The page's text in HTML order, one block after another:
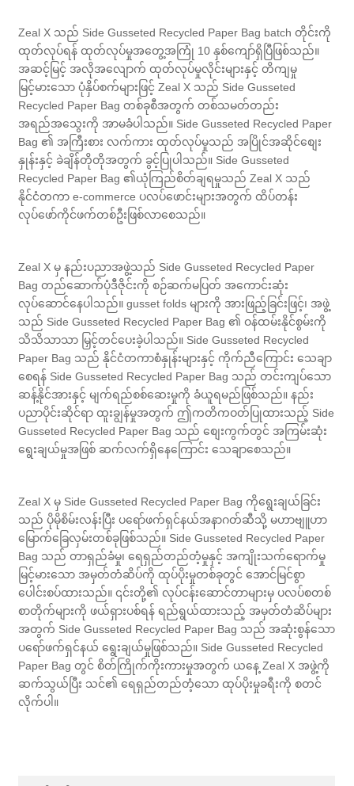
Zeal X သည် Side Gusseted Recycled Paper Bag batch တိုင်းကို
ထုတ်လုပ်ရန် ထုတ်လုပ်မှုအတွေ့အကြုံ 10 နှစ်ကျော်ရှိပြီဖြစ်သည်။
အဆင့်မြင့် အလိုအလျောက် ထုတ်လုပ်မှုလိုင်းများနှင့် တိကျမှု
မြင့်မားသော ပုံနှိပ်စက်များဖြင့် Zeal X သည် Side Gusseted
Recycled Paper Bag တစ်ခုစီအတွက် တစ်သမတ်တည်း
အရည်အသွေးကို အာမခံပါသည်။ Side Gusseted Recycled Paper
Bag ၏ အကြီးစား လက်ကား ထုတ်လုပ်မှုသည် အပြိုင်အဆိုင်စျေး
နှုန်းနှင့် ခဲချိန်တိုတိုအတွက် ခွင့်ပြုပါသည်။ Side Gusseted
Recycled Paper Bag ၏ယုံကြည်စိတ်ချရမှုသည် Zeal X သည်
နိုင်ငံတကာ e-commerce ပလပ်ဖောင်းများအတွက် ထိပ်တန်း
လုပ်ဖော်ကိုင်ဖက်တစ်ဦးဖြစ်လာစေသည်။
Zeal X မှ နည်းပညာအဖွဲ့သည် Side Gusseted Recycled Paper
Bag တည်ဆောက်ပုံဒီဇိုင်းကို စဉ်ဆက်မပြတ် အကောင်းဆုံး
လုပ်ဆောင်နေပါသည်။ gusset folds များကို အားဖြည့်ခြင်းဖြင့်၊ အဖွဲ့
သည် Side Gusseted Recycled Paper Bag ၏ ဝန်ထမ်းနိုင်စွမ်းကို
သိသိသာသာ မြှင့်တင်ပေးခဲ့ပါသည်။ Side Gusseted Recycled
Paper Bag သည် နိုင်ငံတကာစံနှုန်းများနှင့် ကိုက်ညီကြောင်း သေချာ
စေရန် Side Gusseted Recycled Paper Bag သည် တင်းကျပ်သော
ဆန့်နိုင်အားနှင့် မျက်ရည်စစ်ဆေးမှုကို ခံယူရမည်ဖြစ်သည်။ နည်း
ပညာပိုင်းဆိုင်ရာ ထူးချွန်မှုအတွက် ဤကတိကဝတ်ပြုထားသည့် Side
Gusseted Recycled Paper Bag သည် စျေးကွက်တွင် အကြမ်းဆုံး
ရွေးချယ်မှုအဖြစ် ဆက်လက်ရှိနေကြောင်း သေချာစေသည်။
Zeal X မှ Side Gusseted Recycled Paper Bag ကိုရွေးချယ်ခြင်း
သည် ပိုမိုစိမ်းလန်းပြီး ပရော်ဖက်ရှင်နယ်အနာဂတ်ဆီသို့ မဟာဗျူဟာ
မြောက်ခြေလှမ်းတစ်ခုဖြစ်သည်။ Side Gusseted Recycled Paper
Bag သည် တာရှည်ခံမှု၊ ရေရှည်တည်တံ့မှုနှင့် အကျိုးသက်ရောက်မှု
မြင့်မားသော အမှတ်တံဆိပ်ကို ထုပ်ပိုးမှုတစ်ခုတွင် အောင်မြင်စွာ
ပေါင်းစပ်ထားသည်။ ၎င်းတို့၏ လုပ်ငန်းဆောင်တာများမှ ပလပ်စတစ်
စာတိုက်များကို ဖယ်ရှားပစ်ရန် ရည်ရွယ်ထားသည့် အမှတ်တံဆိပ်များ
အတွက် Side Gusseted Recycled Paper Bag သည် အဆုံးစွန်သော
ပရော်ဖက်ရှင်နယ် ရွေးချယ်မှုဖြစ်သည်။ Side Gusseted Recycled
Paper Bag တွင် စိတ်ကြိုက်ကိုးကားမှုအတွက် ယနေ့ Zeal X အဖွဲ့ကို
ဆက်သွယ်ပြီး သင်၏ ရေရှည်တည်တံ့သော ထုပ်ပိုးမှုခရီးကို စတင်
လိုက်ပါ။